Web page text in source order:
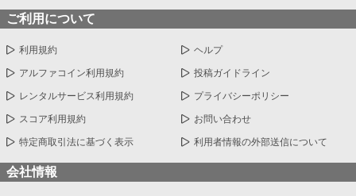
ご利用について
利用規約 ヘルプ
アルファコイン利用規約 投稿ガイドライン
レンタルサービス利用規約 プライバシーポリシー
スコア利用規約 お問い合わせ
特定商取引法に基づく表示 利用者情報の外部送信について
会社情報